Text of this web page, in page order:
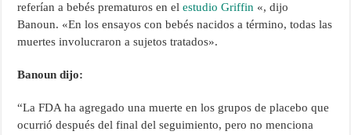
referían a bebés prematuros en elestudio Griffin «, dijo
Banoun. «En los ensayos con bebés nacidos a término, todas las
muertes involucraron a sujetos tratados».
Banoun dijo:
“La FDA ha agregado una muerte en los grupos de placebo que
ocurrió después del final del seguimiento, pero no menciona